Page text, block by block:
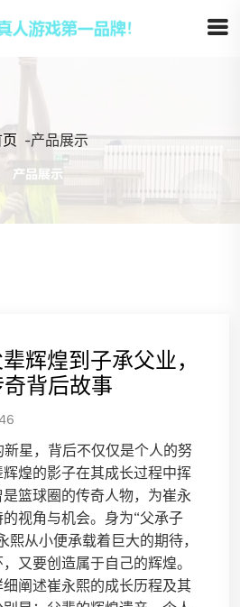
-产品展示
辉煌到子承父业，
背后故事
星，背后不仅仅是个人的努
煌的影子在其成长过程中挥
篮球圈的传奇人物，为崔永
视角与机会。身为“父承子
熙从小便承载着巨大的期待，
又要创造属于自己的辉煌。
阐述崔永熙的成长历程及其